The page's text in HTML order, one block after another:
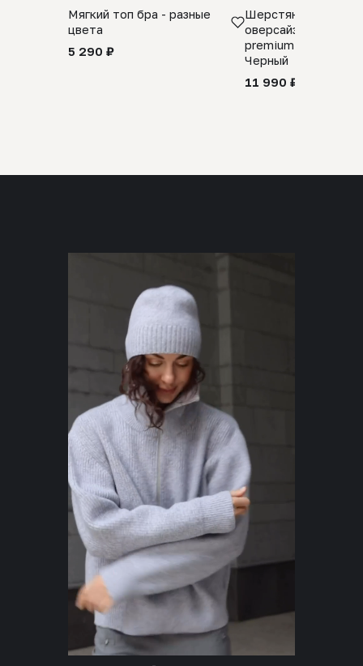
Мягкий топ бра - разные
цвета
5 290 ₽
Шерстяной свитер
оверсайз 100%
premium merino
Черный
11 990 ₽